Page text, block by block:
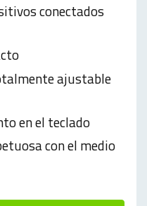
conectados
ajustable
en el teclado
con el medio